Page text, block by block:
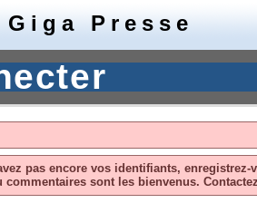
Presse
pas encore vos identifiants,
commentaires sont les bienvenus.